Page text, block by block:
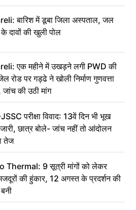
बारिश में डूबा जिला अस्पताल, जल
दावों की खुली पोल
एक महीने में उखड़ने लगी PWD की
रोड पर गड्ढे ने खोली निर्माण गुणवत्ता
जांच की उठी मांग
परीक्षा विवाद: 13वें दिन भी भूख
छात्र बोले- जांच नहीं तो आंदोलन
तेज
Thermal: 9 सूत्री मांगों को लेकर
की हुंकार, 12 अगस्त के प्रदर्शन की